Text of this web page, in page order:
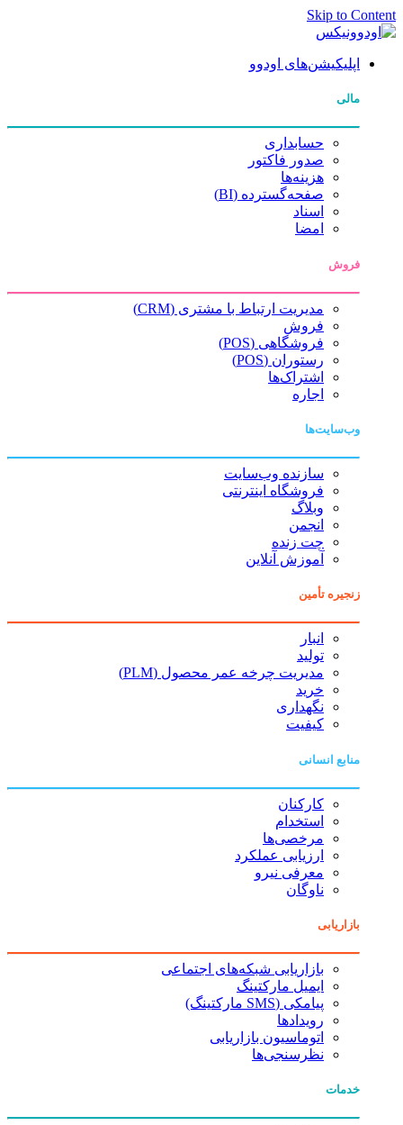
Skip to Content
اپلیکیشن‌های اودوو
مالی
حسابداری
صدور فاکتور
هزینه‌ها
صفحه‌گسترده (BI)
اسناد
امضا
فروش
مدیریت ارتباط با مشتری (CRM)
فروش
فروشگاهی (POS)
رستوران (POS)
اشتراک‌ها
اجاره
وب‌سایت‌ها
سازنده وب‌سایت
فروشگاه اینترنتی
وبلاگ
انجمن
چت زنده
آموزش آنلاین
زنجیره تأمین
انبار
تولید
مدیریت چرخه عمر محصول (PLM)
خرید
نگهداری
کیفیت
منابع انسانی
کارکنان
استخدام
مرخصی‌ها
ارزیابی عملکرد
معرفی نیرو
ناوگان
بازاریابی
بازاریابی شبکه‌های اجتماعی
ایمیل مارکتینگ
پیامکی (SMS مارکتینگ)
رویدادها
اتوماسیون بازاریابی
نظرسنجی‌ها
خدمات